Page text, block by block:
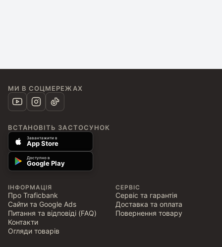
МИ В СОЦМЕРЕЖАХ
ВСТАНОВІТЬ ЗАСТОСУНОК
Завантажити в
App Store
Доступно в
Google Play
ІНФОРМАЦІЯ
Про Traficbank
Сайти та Google Ads
Питання та відповіді (FAQ)
Контакти
Огляди товарів
СЕРВІС
Сервіс та гарантія
Доставка та оплата
Повернення товару